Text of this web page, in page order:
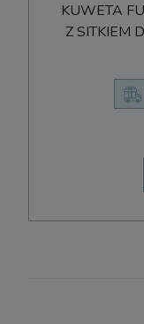
KUWETA
Z SITKIEM